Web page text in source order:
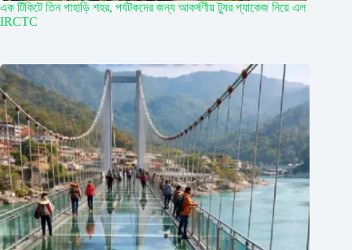
এক টিকিটে তিন পাহাড়ি শহর, পর্যটকদের জন্য আকর্ষণীয় ট্যুর প্যাকেজ নিয়ে এল
IRCTC